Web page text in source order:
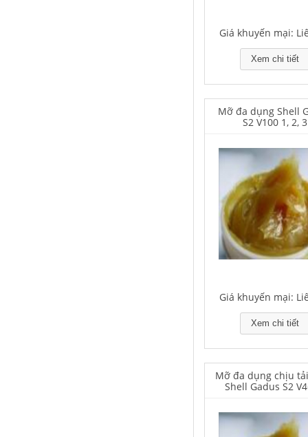
Giá khuyến mại:
Xem chi tiết
Mỡ đa dụng Shell
S2 V100 1, 2, 3
Giá khuyến mại:
Xem chi tiết
Mỡ đa dụng chịu
Shell Gadus S2